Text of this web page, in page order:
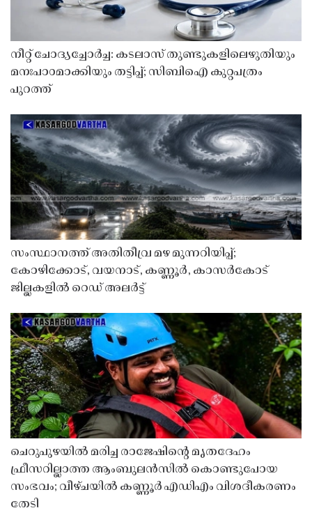
നീറ്റ് ചോദ്യച്ചോർച്ച: കടലാസ് തുണ്ടുകളിലെഴുതിയും
മനഃപാഠമാക്കിയും തട്ടിപ്പ്; സിബിഐ കുറ്റപത്രം
പുറത്ത്
സംസ്ഥാനത്ത് അതിതീവ്ര മഴ മുന്നറിയിപ്പ്;
കോഴിക്കോട്, വയനാട്, കണ്ണൂർ, കാസർകോട്
ജില്ലകളിൽ റെഡ് അലർട്ട്
ചെറുപുഴയിൽ മരിച്ച രാജേഷിൻ്റെ മൃതദേഹം
ഫ്രീസറില്ലാത്ത ആംബുലൻസിൽ കൊണ്ടുപോയ
സംഭവം; വീഴ്ചയിൽ കണ്ണൂർ എഡിഎം വിശദീകരണം
തേടി